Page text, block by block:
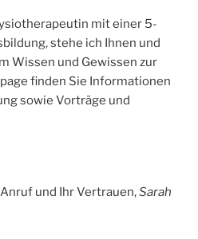
mit einer 5-
stehe ich Ihnen und
Wissen und Gewissen zur
finden Sie Informationen
sowie Vorträge und
und Ihr Vertrauen,Sarah